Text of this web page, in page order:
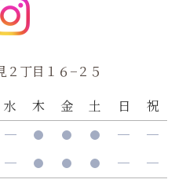
２丁目１６−２５
水 木 金 土 日 祝